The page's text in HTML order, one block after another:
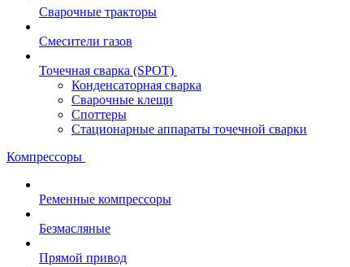
Сварочные тракторы
Смесители газов
Точечная сварка (SPOT)
Конденсаторная сварка
Сварочные клещи
Споттеры
Стационарные аппараты точечной сварки
Компрессоры
Ременные компрессоры
Безмасляные
Прямой привод